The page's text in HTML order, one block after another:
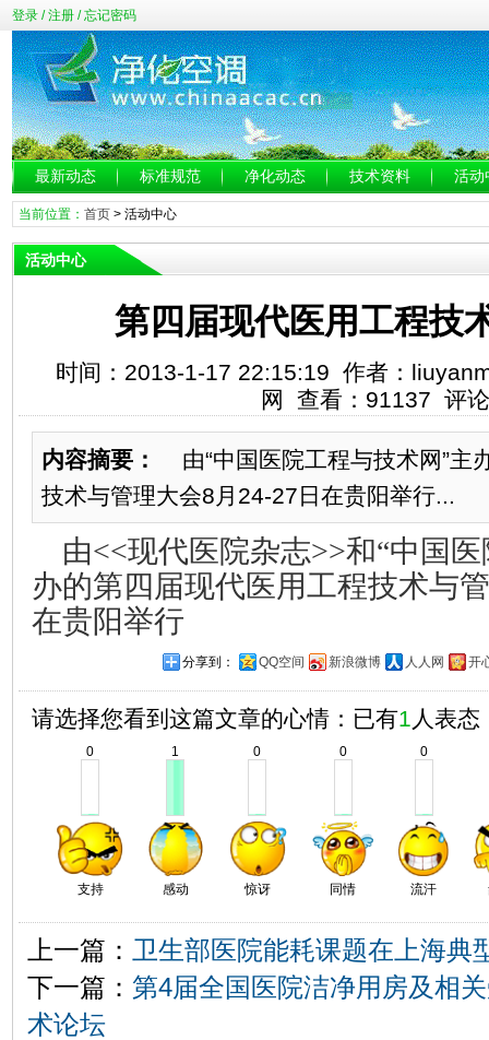
登录/注册/忘记密码
最新动态 标准规范 净化动态 技术资料 活动
当前位置： 首页> 活动中心
活动中心
第四届现代医用工程技
时间：2013-1-17 22:15:19 作者：
网 查看：91137 评
内容摘要：
由“中国医院工程与技术网”主
技术与管理大会8月24-27日在贵阳举行...
由<<现代医院杂志>>和“中国医
办的第四届现代医用工程技术与
在贵阳举行
分享到： QQ空间 新浪微博 人人网 开
请选择您看到这篇文章的心情：已有1 人表态
0
支持
1
感动
0
惊讶
0
同情
0
流汗
上一篇： 卫生部医院能耗课题在上海典
下一篇： 第4届全国医院洁净用房及相
术论坛